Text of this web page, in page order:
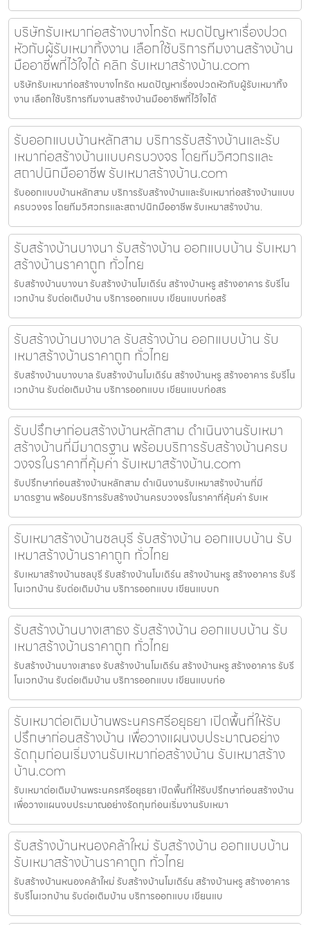
บริษัทรับเหมาก่อสร้างบางโทรัด หมดปัญหาเรื่องปวด
หัวกับผู้รับเหมาทิ้งงาน เลือกใช้บริการทีมงานสร้างบ้าน
มืออาชีพที่ไว้ใจได้ คลิก รับเหมาสร้างบ้าน.com
บริษัทรับเหมาก่อสร้างบางโทรัด หมดปัญหาเรื่องปวดหัวกับผู้รับเหมาทิ้ง
งาน เลือกใช้บริการทีมงานสร้างบ้านมืออาชีพที่ไว้ใจได้
รับออกแบบบ้านหลักสาม บริการรับสร้างบ้านและรับ
เหมาก่อสร้างบ้านแบบครบวงจร โดยทีมวิศวกรและ
สถาปนิกมืออาชีพ รับเหมาสร้างบ้าน.com
รับออกแบบบ้านหลักสาม บริการรับสร้างบ้านและรับเหมาก่อสร้างบ้านแบบ
ครบวงจร โดยทีมวิศวกรและสถาปนิกมืออาชีพ รับเหมาสร้างบ้าน.
รับสร้างบ้านบางนา รับสร้างบ้าน ออกแบบบ้าน รับเหมา
สร้างบ้านราคาถูก ทั่วไทย
รับสร้างบ้านบางนา รับสร้างบ้านโมเดิร์น สร้างบ้านหรู สร้างอาคาร รับรีโน
เวทบ้าน รับต่อเติมบ้าน บริการออกแบบ เขียนแบบก่อสร้
รับสร้างบ้านบางบาล รับสร้างบ้าน ออกแบบบ้าน รับ
เหมาสร้างบ้านราคาถูก ทั่วไทย
รับสร้างบ้านบางบาล รับสร้างบ้านโมเดิร์น สร้างบ้านหรู สร้างอาคาร รับรีโน
เวทบ้าน รับต่อเติมบ้าน บริการออกแบบ เขียนแบบก่อสร
รับปรึกษาก่อนสร้างบ้านหลักสาม ดำเนินงานรับเหมา
สร้างบ้านที่มีมาตรฐาน พร้อมบริการรับสร้างบ้านครบ
วงจรในราคาที่คุ้มค่า รับเหมาสร้างบ้าน.com
รับปรึกษาก่อนสร้างบ้านหลักสาม ดำเนินงานรับเหมาสร้างบ้านที่มี
มาตรฐาน พร้อมบริการรับสร้างบ้านครบวงจรในราคาที่คุ้มค่า รับเห
รับเหมาสร้างบ้านชลบุรี รับสร้างบ้าน ออกแบบบ้าน รับ
เหมาสร้างบ้านราคาถูก ทั่วไทย
รับเหมาสร้างบ้านชลบุรี รับสร้างบ้านโมเดิร์น สร้างบ้านหรู สร้างอาคาร รับรี
โนเวทบ้าน รับต่อเติมบ้าน บริการออกแบบ เขียนแบบก
รับสร้างบ้านบางเสาธง รับสร้างบ้าน ออกแบบบ้าน รับ
เหมาสร้างบ้านราคาถูก ทั่วไทย
รับสร้างบ้านบางเสาธง รับสร้างบ้านโมเดิร์น สร้างบ้านหรู สร้างอาคาร รับรี
โนเวทบ้าน รับต่อเติมบ้าน บริการออกแบบ เขียนแบบก่อ
รับเหมาต่อเติมบ้านพระนครศรีอยุธยา เปิดพื้นที่ให้รับ
ปรึกษาก่อนสร้างบ้าน เพื่อวางแผนงบประมาณอย่าง
รัดกุมก่อนเริ่มงานรับเหมาก่อสร้างบ้าน รับเหมาสร้าง
บ้าน.com
รับเหมาต่อเติมบ้านพระนครศรีอยุธยา เปิดพื้นที่ให้รับปรึกษาก่อนสร้างบ้าน
เพื่อวางแผนงบประมาณอย่างรัดกุมก่อนเริ่มงานรับเหมา
รับสร้างบ้านหนองคล้าใหม่ รับสร้างบ้าน ออกแบบบ้าน
รับเหมาสร้างบ้านราคาถูก ทั่วไทย
รับสร้างบ้านหนองคล้าใหม่ รับสร้างบ้านโมเดิร์น สร้างบ้านหรู สร้างอาคาร
รับรีโนเวทบ้าน รับต่อเติมบ้าน บริการออกแบบ เขียนแบ